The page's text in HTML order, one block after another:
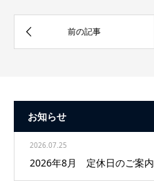
お知らせ
2026.07.25
2026年8月 定休日のご案内